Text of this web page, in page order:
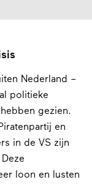
Nederland –
politieke
gezien.
en
in de VS zijn
loon en lusten